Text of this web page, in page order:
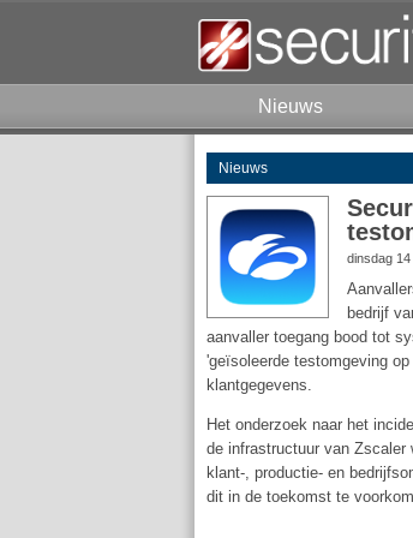
Nieuws
Nieuws
dinsdag
bedrijf
aanvaller toegang bood tot
'geïsoleerde testomgeving
klantgegevens.
Het onderzoek naar het
de infrastructuur van Zscaler
klant-, productie- en
dit in de toekomst te